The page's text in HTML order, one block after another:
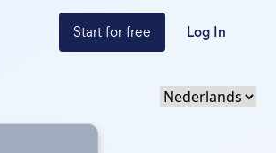
Start for free Log In